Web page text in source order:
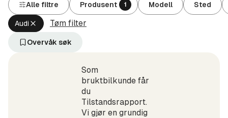
Alle filtre Produsent 1 Modell Sted
Audi Fjern
aktivt
filter
Tøm filter
Overvåk søk
Som
bruktbilkunde får
du
Tilstandsrapport.
Vi gjør en grundig